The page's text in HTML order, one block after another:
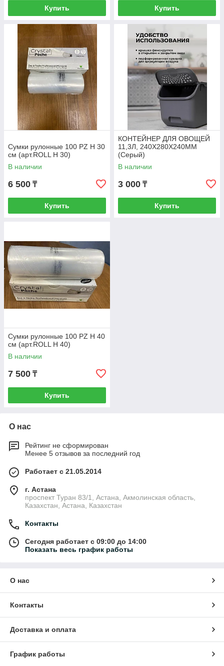
Купить Купить
Сумки рулонные 100 PZ H 30
см (арт.ROLL H 30)
В наличии
6 500 ₸
Купить
КОНТЕЙНЕР ДЛЯ ОВОЩЕЙ
11,3Л, 240Х280Х240ММ
(Серый)
В наличии
3 000 ₸
Купить
Сумки рулонные 100 PZ H 40
см (арт.ROLL H 40)
В наличии
7 500 ₸
Купить
О нас
Рейтинг не сформирован
Менее 5 отзывов за последний год
Работает с 21.05.2014
г. Астана
проспект Туран 83/1, Астана, Акмолинская область,
Казахстан, Астана, Казахстан
Контакты
Сегодня работает с 09:00 до 14:00
Показать весь график работы
О нас
Контакты
Доставка и оплата
График работы